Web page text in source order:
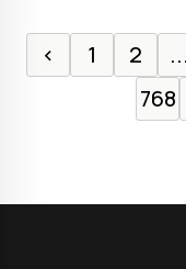
‹ 1 2 ...
768